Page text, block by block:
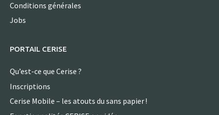
Conditions générales
Jobs
PORTAIL CERISE
Qu’est-ce que Cerise ?
Inscriptions
Cerise Mobile – les atouts du sans papier !